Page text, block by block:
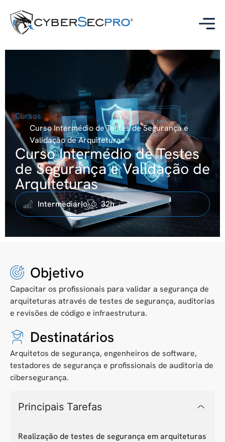
Cursos
Curso Intermédio de Testes de Segurança e
Validação de Arquiteturas
Curso Intermédio de Testes
de Segurança e Validação de
Arquiteturas
Intermediario 32h
Objetivo
Capacitar os profissionais para validar a segurança de
arquiteturas através de testes de segurança, auditorias
e revisões de código e infraestrutura.
Destinatários
Arquitetos de segurança, engenheiros de software,
testadores de segurança e profissionais de auditoria de
cibersegurança.
Principais Tarefas
Realização de testes de segurança em arquiteturas